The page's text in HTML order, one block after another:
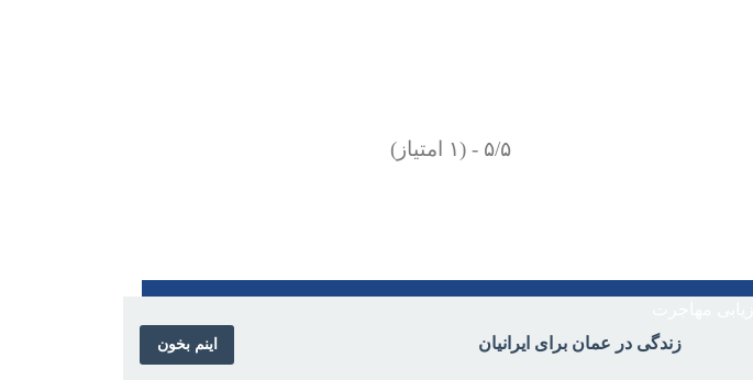
۵/۵ - (۱ امتیاز)
زندگی در عمان برای ایرانیان اینم بخون